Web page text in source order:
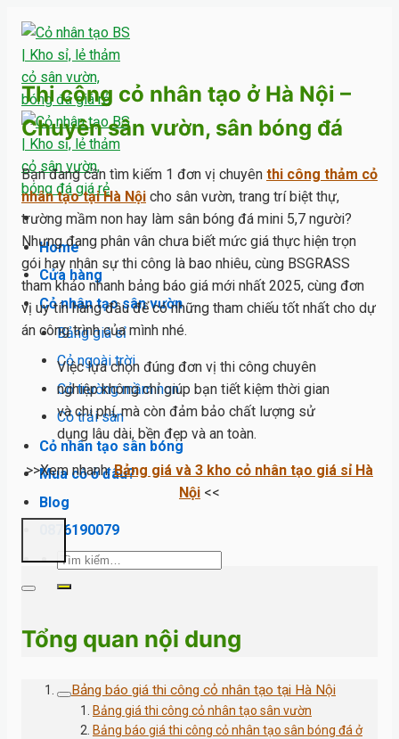
Skip
to
content
Home
Cửa hàng
Cỏ nhân tạo sân vườn
Bảng giá sỉ
Cỏ ngoài trời
Cỏ trường mầm non
Cỏ trải sàn
Cỏ nhân tạo sân bóng
Mua cỏ ở đâu?
Blog
0876190079
Tìm
kiếm:
Thi công cỏ nhân tạo ở Hà Nội –
Chuyên sân vườn, sân bóng đá
Bạn đang cần tìm kiếm 1 đơn vị chuyên thi công thảm cỏ
nhân tạo tại Hà Nội cho sân vườn, trang trí biệt thự,
trường mầm non hay làm sân bóng đá mini 5,7 người?
Nhưng đang phân vân chưa biết mức giá thực hiện trọn
gói hay nhân sự thi công là bao nhiêu, cùng BSGRASS
tham khảo nhanh bảng báo giá mới nhất 2025, cùng đơn
vị uy tín hàng đầu để có những tham chiếu tốt nhất cho dự
án công trình của mình nhé.
Việc lựa chọn đúng đơn vị thi công chuyên
nghiệp không chỉ giúp bạn tiết kiệm thời gian
và chi phí, mà còn đảm bảo chất lượng sử
dụng lâu dài, bền đẹp và an toàn.
>>Xem nhanh:Bảng giá và 3 kho cỏ nhân tạo giá sỉ Hà
Nội <<
Tổng quan nội dung
Bảng báo giá thi công cỏ nhân tạo tại Hà Nội
Bảng giá thi công cỏ nhân tạo sân vườn
Bảng báo giá thi công cỏ nhân tạo sân bóng đá ở